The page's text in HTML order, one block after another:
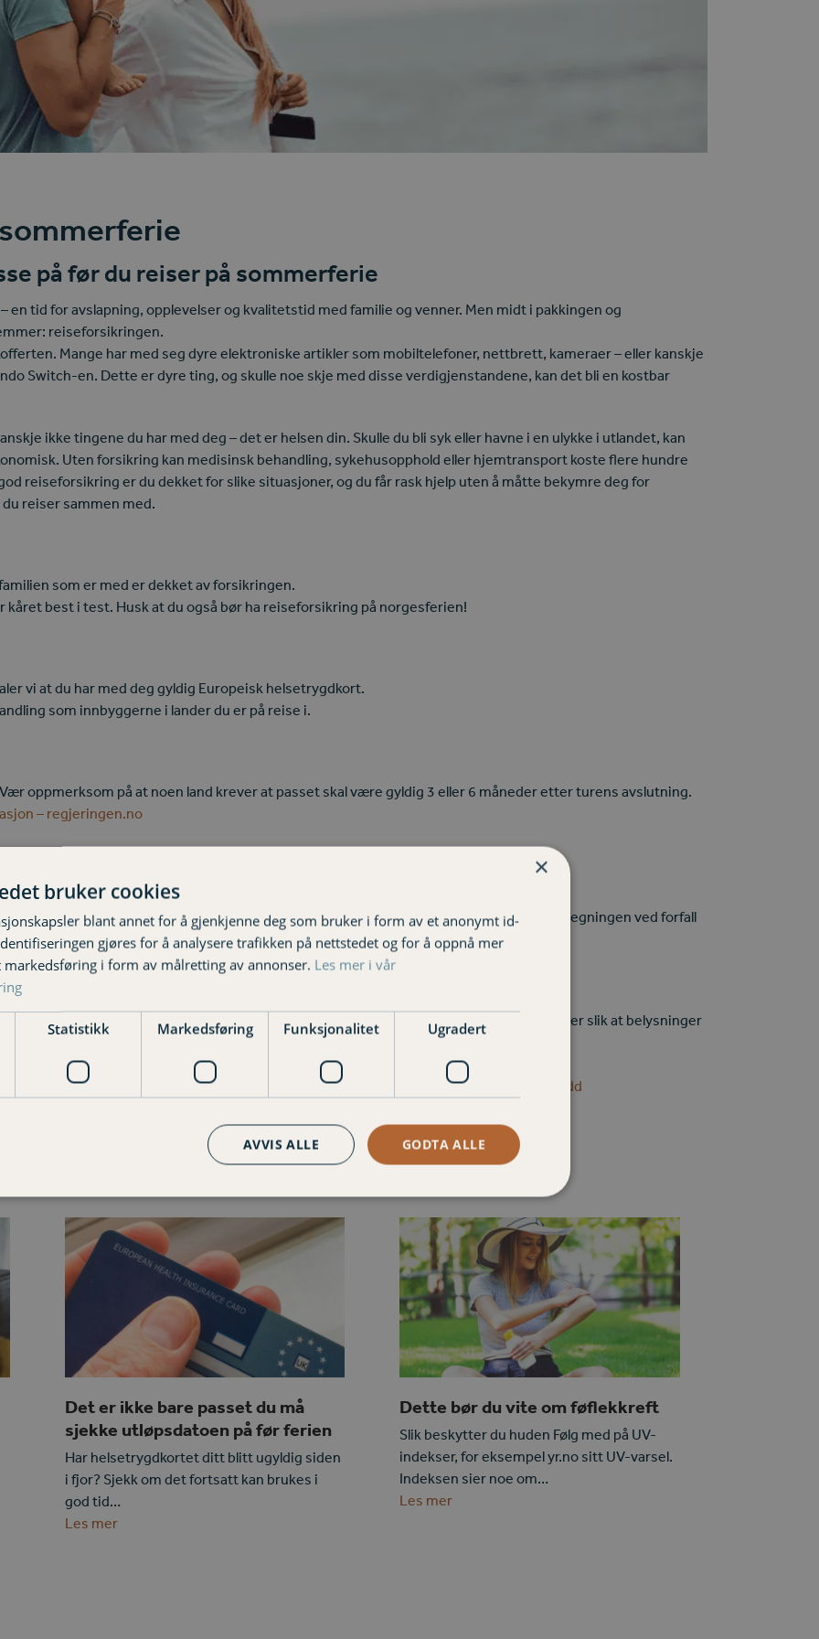
på før du reiser på sommerferie
tid for avslapning, opplevelser og kvalitetstid med familie og venner. Men midt i pakkingen og
reiseforsikringen.
Mange har med seg dyre elektroniske artikler som mobiltelefoner, nettbrett, kameraer – eller kanskje
Switch-en. Dette er dyre ting, og skulle noe skje med disse verdigjenstandene, kan det bli en kostbar
ikke tingene du har med deg – det er helsen din. Skulle du bli syk eller havne i en ulykke i utlandet, kan
Uten forsikring kan medisinsk behandling, sykehusopphold eller hjemtransport koste flere hundre
reiseforsikring er du dekket for slike situasjoner, og du får rask hjelp uten å måtte bekymre deg for
reiser sammen med.
som er med er dekket av forsikringen.
kåret best i test. Husk at du også bør ha reiseforsikring på norgesferien!
vi at du har med deg gyldig Europeisk helsetrygdkort.
som innbyggerne i lander du er på reise i.
oppmerksom på at noen land krever at passet skal være gyldig 3 eller 6 måneder etter turens avslutning.
– regjeringen.no
som du holder adskilt i tilfelle du skulle miste det ene.
kortet ditt bli stjålet eller “skimmet” er brukskontoen din trygg. Husk bare å betale regningen ved forfall
du reiser bort;
er et signal for innbruddstyver om at du ikke er hjemme. Bruk gjerne tidsbrytere på lamper slik at belysninger
og god måte å sikre bygninger og eiendeler mot vannskade
dersom du ikke har dette fra før –
som kunde hos oss kan du få tilskudd
vind
Det er ikke bare passet du må
sjekke utløpsdatoen på før ferien
Har helsetrygdkortet ditt blitt ugyldig siden
i fjor? Sjekk om det fortsatt kan brukes i
god tid…
Les mer
Dette bør du vite om føflekkreft
Slik beskytter du huden Følg med på UV-
indekser, for eksempel yr.no sitt UV-varsel.
Indeksen sier noe om…
Les mer
×
bruker cookies
blant annet for å gjenkjenne deg som bruker i form av et anonymt id-
gjøres for å analysere trafikken på nettstedet og for å oppnå mer
markedsføring i form av målretting av annonser. Les mer i vår
Statistikk Markedsføring Funksjonalitet Ugradert
GODTA ALLE
AVVIS ALLE